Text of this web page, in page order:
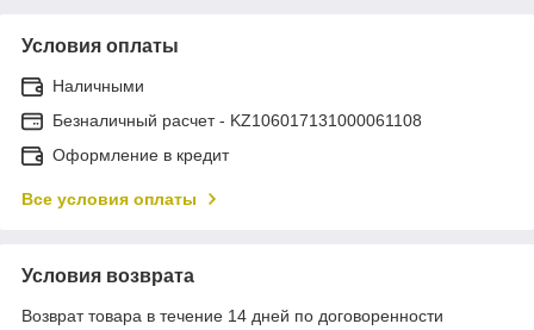
Условия оплаты
Наличными
Безналичный расчет - KZ106017131000061108
Оформление в кредит
Все условия оплаты
Условия возврата
Возврат товара в течение 14 дней по договоренности